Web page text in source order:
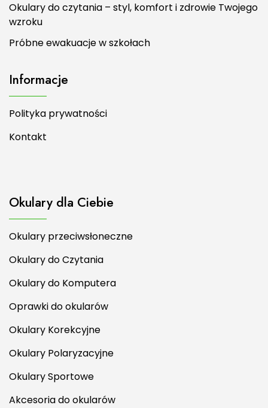
Okulary do czytania – styl, komfort i zdrowie Twojego
wzroku
Próbne ewakuacje w szkołach
Informacje
Polityka prywatności
Kontakt
Okulary dla Ciebie
Okulary przeciwsłoneczne
Okulary do Czytania
Okulary do Komputera
Oprawki do okularów
Okulary Korekcyjne
Okulary Polaryzacyjne
Okulary Sportowe
Akcesoria do okularów